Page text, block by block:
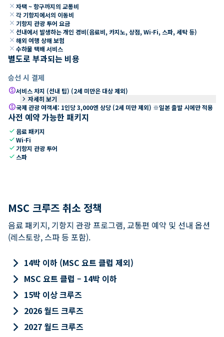
close 자택 ~ 항구까지의 교통비
close 각 기항지에서의 이동비
close 기항지 관광 투어 요금
close 선내에서 발생하는 개인 경비(음료비, 카지노, 상점, Wi-Fi, 스파, 세탁 등)
close 해외 여행 상해 보험
close 수하물 택배 서비스
별도로 부과되는 비용
승선 시 결제
paid서비스 차지 (선내 팁) (2세 미만은 대상 제외)
keyboard_arrow_right 자세히 보기
paid국제 관광 여객세: 1인당 3,000엔 상당 (2세 미만 제외) ※일본 출발 시에만 적용
사전 예약 가능한 패키지
check 음료 패키지
checkWi-Fi
check 기항지 관광 투어
check 스파
MSC 크루즈 취소 정책
음료 패키지, 기항지 관광 프로그램, 교통편 예약 및 선내 옵션
(레스토랑, 스파 등 포함).
keyboard_arrow_right 14박 이하 (MSC 요트 클럽 제외)
keyboard_arrow_right MSC 요트 클럽 – 14박 이하
keyboard_arrow_right 15박 이상 크루즈
keyboard_arrow_right 2026 월드 크루즈
keyboard_arrow_right 2027 월드 크루즈